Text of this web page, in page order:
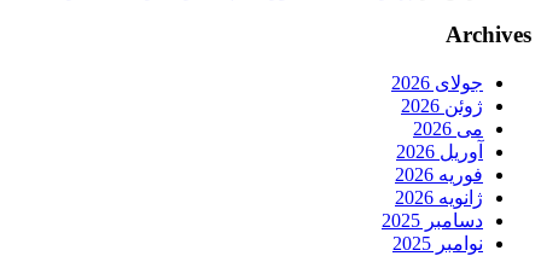
Archives
جولای 2026
ژوئن 2026
می 2026
آوریل 2026
فوریه 2026
ژانویه 2026
دسامبر 2025
نوامبر 2025